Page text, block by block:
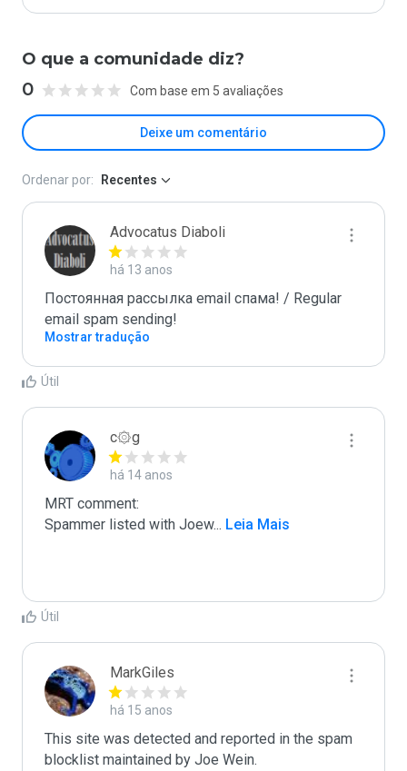
O que a comunidade diz?
0 Com base em 5 avaliações
Deixe um comentário
Ordenar por: Recentes
Advocatus Diaboli
há 13 anos
Постоянная рассылка email спама! / Regular
email spam sending!
Mostrar tradução
Útil
c۞g
há 14 anos
MRT comment:
Spammer listed with Joew... Leia Mais
Útil
MarkGiles
há 15 anos
This site was detected and reported in the spam
blocklist maintained by Joe Wein.